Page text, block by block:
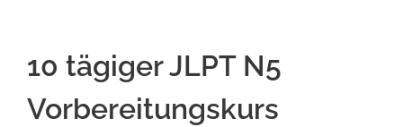
10 tägiger JLPT N5
Vorbereitungskurs